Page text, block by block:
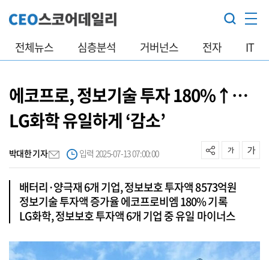
전체뉴스 심층분석 거버넌스 전자 IT
에코프로, 정보기술 투자 180%↑…
LG화학 유일하게 ‘감소’
박대한 기자 입력 2025-07-13 07:00:00
배터리·양극재 6개 기업, 정보보호 투자액 8573억원
정보기술 투자액 증가율 에코프로비엠 180% 기록
LG화학, 정보보호 투자액 6개 기업 중 유일 마이너스